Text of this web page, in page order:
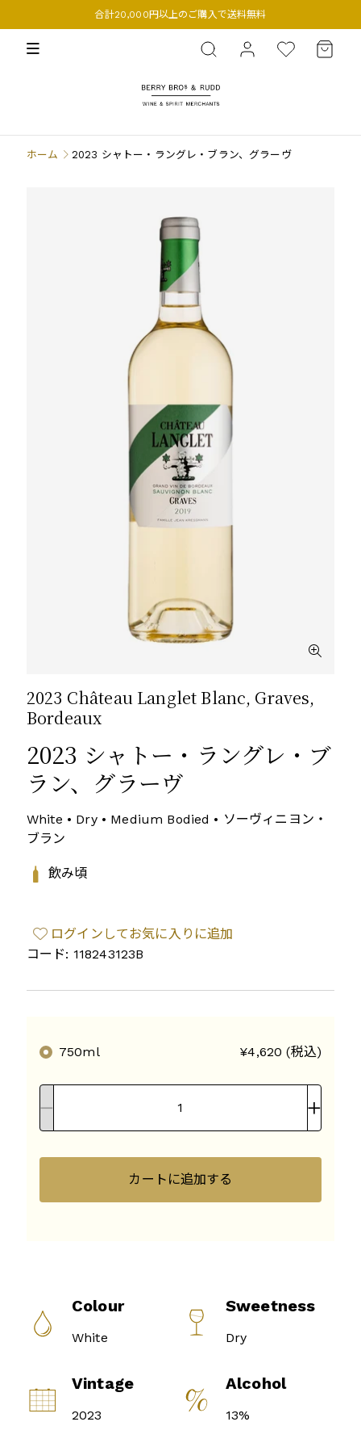
合計20,000円以上のご購入で送料無料
BERRY BROS. & RUDD
ホーム 2023 シャトー・ラングレ・ブラン、グラーヴ
2023 Château Langlet Blanc, Graves,
Bordeaux
2023 シャトー・ラングレ・ブ
ラン、グラーヴ
White • Dry • Medium Bodied • ソーヴィニヨン・
ブラン
飲み頃
ログインしてお気に入りに追加
コード: 118243123B
750ml ¥4,620 (税込)
カートに追加する
Colour
White
Sweetness
Dry
Vintage
2023
Alcohol
13%